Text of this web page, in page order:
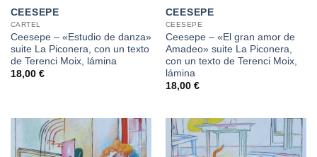
CEESEPE
CARTEL
Ceesepe – «Estudio de danza»
suite La Piconera, con un texto
de Terenci Moix, lámina
18,00 €
CEESEPE
CEESEPE
Ceesepe – «El gran amor de
Amadeo» suite La Piconera,
con un texto de Terenci Moix,
lámina
18,00 €